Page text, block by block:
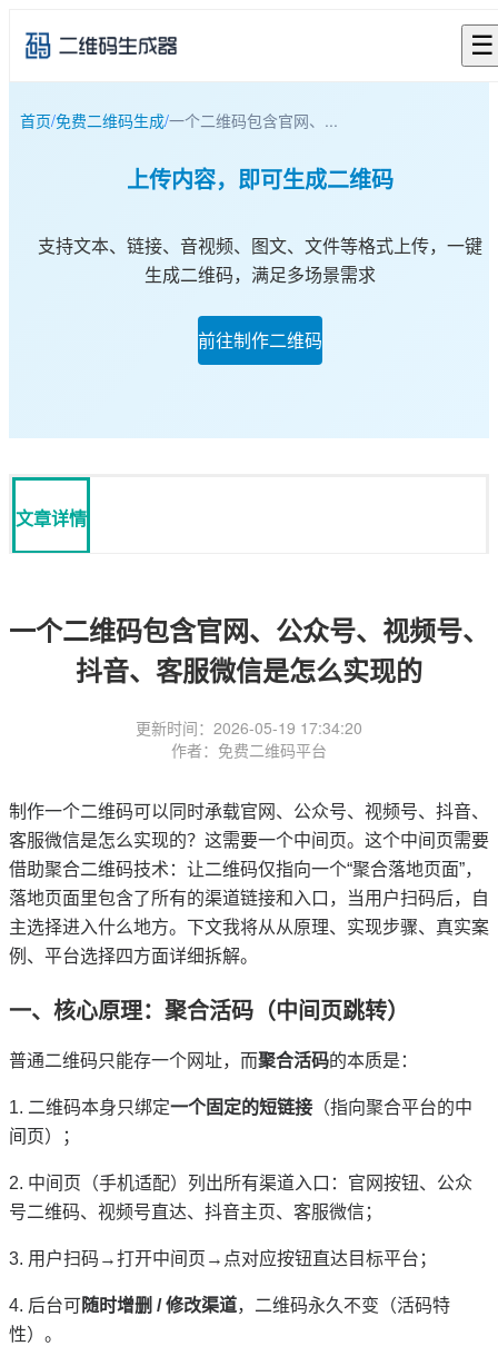
☰
首页/免费二维码生成/一个二维码包含官网、...
上传内容，即可生成二维码
支持文本、链接、音视频、图文、文件等格式上传，一键
生成二维码，满足多场景需求
前往制作二维码
文章详情
一个二维码包含官网、公众号、视频号、
抖音、客服微信是怎么实现的
更新时间：2026-05-19 17:34:20
作者：免费二维码平台
制作一个二维码可以同时承载官网、公众号、视频号、抖音、
客服微信是怎么实现的？这需要一个中间页。这个中间页需要
借助聚合二维码技术：让二维码仅指向一个“聚合落地页面”，
落地页面里包含了所有的渠道链接和入口，当用户扫码后，自
主选择进入什么地方。下文我将从从原理、实现步骤、真实案
例、平台选择四方面详细拆解。
一、核心原理：聚合活码（中间页跳转）
普通二维码只能存一个网址，而聚合活码的本质是：
1. 二维码本身只绑定一个固定的短链接 （指向聚合平台的中
间页）；
2. 中间页（手机适配）列出所有渠道入口：官网按钮、公众
号二维码、视频号直达、抖音主页、客服微信；
3. 用户扫码→打开中间页→点对应按钮直达目标平台；
4. 后台可随时增删 / 修改渠道，二维码永久不变（活码特
性）。